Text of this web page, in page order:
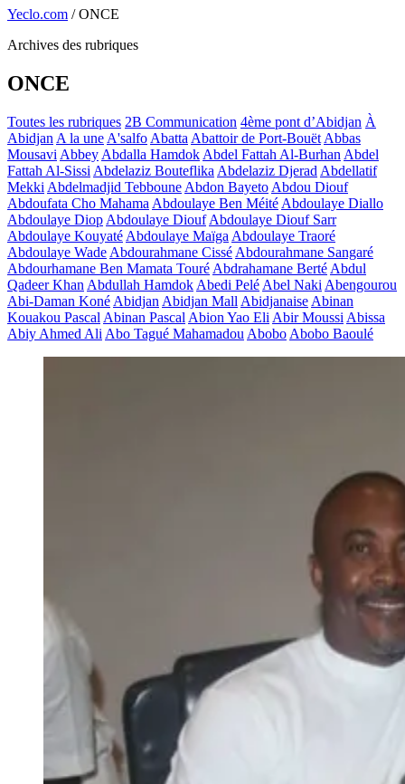
Yeclo.com / ONCE
Archives des rubriques
ONCE
Toutes les rubriques 2B Communication 4ème pont d’Abidjan À
Abidjan A la une A'salfo Abatta Abattoir de Port-Bouët Abbas
Mousavi Abbey Abdalla Hamdok Abdel Fattah Al-Burhan Abdel
Fattah Al-Sissi Abdelaziz Bouteflika Abdelaziz Djerad Abdellatif
Mekki Abdelmadjid Tebboune Abdon Bayeto Abdou Diouf
Abdoufata Cho Mahama Abdoulaye Ben Méité Abdoulaye Diallo
Abdoulaye Diop Abdoulaye Diouf Abdoulaye Diouf Sarr
Abdoulaye Kouyaté Abdoulaye Maïga Abdoulaye Traoré
Abdoulaye Wade Abdourahmane Cissé Abdourahmane Sangaré
Abdourhamane Ben Mamata Touré Abdrahamane Berté Abdul
Qadeer Khan Abdullah Hamdok Abedi Pelé Abel Naki Abengourou
Abi-Daman Koné Abidjan Abidjan Mall Abidjanaise Abinan
Kouakou Pascal Abinan Pascal Abion Yao Eli Abir Moussi Abissa
Abiy Ahmed Ali Abo Tagué Mahamadou Abobo Abobo Baoulé